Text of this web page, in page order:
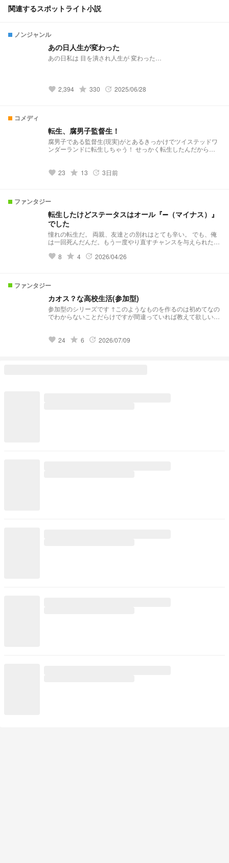
関連するスポットライト小説
ノンジャンル
あの日人生が変わった
あの日私は 目を潰され人生が 変わった…
favorite 2,394 grade 330 update 2025/06/28
コメディ
転生、腐男子監督生！
腐男子である監督生(現実)がとあるきっかけでツイステッドワ
ンダーランドに転生しちゃう！ せっかく転生したんだから、
favorite 23 grade 13 update 3日前
ファンタジー
転生したけどステータスはオール『➖（マイナス）』
でした
憧れの転生だ。 両親、友達との別れはとても辛い。 でも、俺
は一回死んだんだ。もう一度やり直すチャンスを与えられただ
多くの困難に立ち向かい、異世界で成り上がっていく物語....
favorite 8 grade 4 update 2026/04/26
ファンタジー
カオス？な高校生活(参加型)
参加型のシリーズです ↑このようなものを作るのは初めてなの
でわからないことだらけですが間違っていれば教えて欲しいで
種族が在籍している。 そんな高校に足を踏み入れる新入生た
favorite 24 grade 6 update 2026/07/09